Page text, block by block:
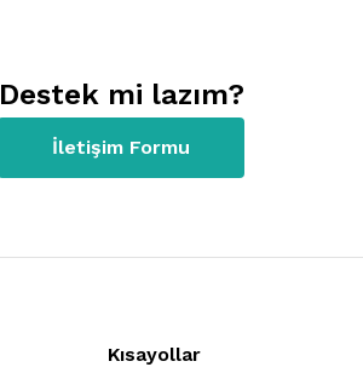
Destek mi lazım?
İletişim Formu
Kısayollar